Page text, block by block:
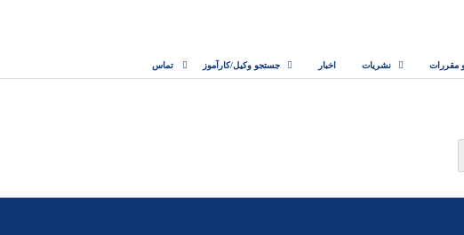
مقررات نشریات اخبار جستجو وکیل/کارآموز تماس